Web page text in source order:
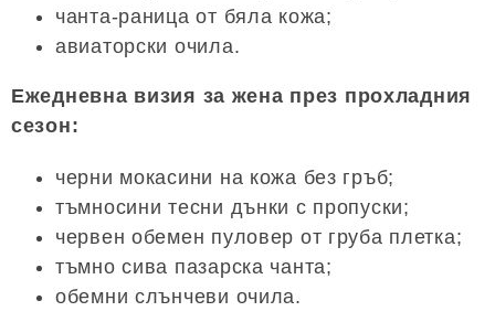
чанта-раница от бяла кожа;
авиаторски очила.
Ежедневна визия за жена през прохладния
сезон:
черни мокасини на кожа без гръб;
тъмносини тесни дънки с пропуски;
червен обемен пуловер от груба плетка;
тъмно сива пазарска чанта;
обемни слънчеви очила.